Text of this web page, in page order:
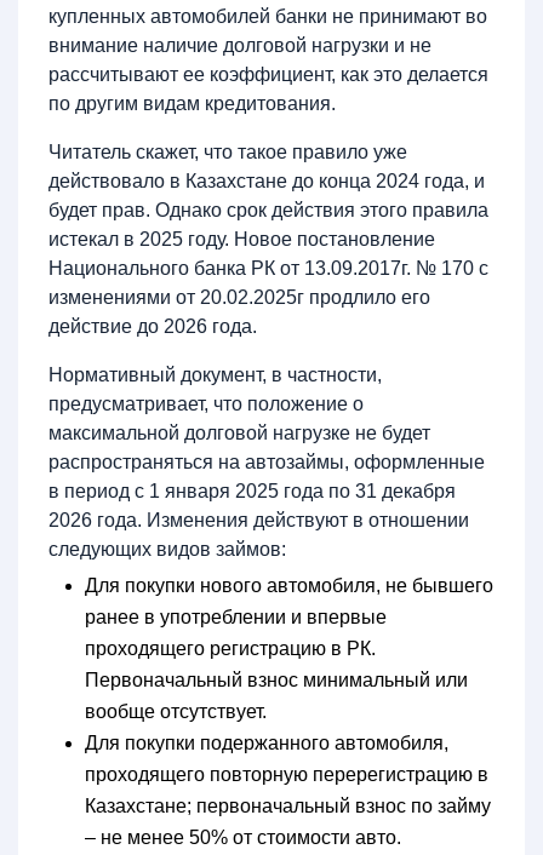
купленных автомобилей банки не принимают во
внимание наличие долговой нагрузки и не
рассчитывают ее коэффициент, как это делается
по другим видам кредитования.
Читатель скажет, что такое правило уже
действовало в Казахстане до конца 2024 года, и
будет прав. Однако срок действия этого правила
истекал в 2025 году. Новое постановление
Национального банка РК от 13.09.2017г. № 170 с
изменениями от 20.02.2025г продлило его
действие до 2026 года.
Нормативный документ, в частности,
предусматривает, что положение о
максимальной долговой нагрузке не будет
распространяться на автозаймы, оформленные
в период с 1 января 2025 года по 31 декабря
2026 года. Изменения действуют в отношении
следующих видов займов:
Для покупки нового автомобиля, не бывшего
ранее в употреблении и впервые
проходящего регистрацию в РК.
Первоначальный взнос минимальный или
вообще отсутствует.
Для покупки подержанного автомобиля,
проходящего повторную перерегистрацию в
Казахстане; первоначальный взнос по займу
– не менее 50% от стоимости авто.